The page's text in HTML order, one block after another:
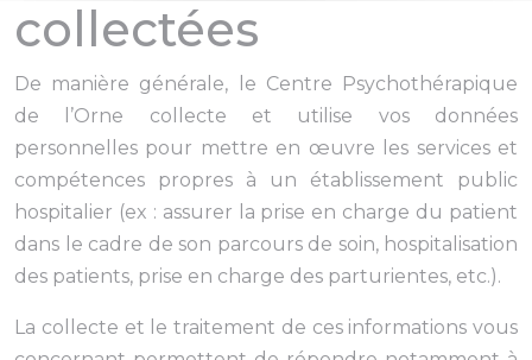
collectées
De manière générale, le Centre Psychothérapique
de l’Orne collecte et utilise vos données
personnelles pour mettre en œuvre les services et
compétences propres à un établissement public
hospitalier (ex : assurer la prise en charge du patient
dans le cadre de son parcours de soin, hospitalisation
des patients, prise en charge des parturientes, etc.).
La collecte et le traitement de ces informations vous